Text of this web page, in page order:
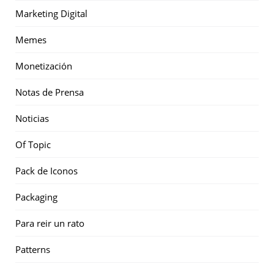
Marketing Digital
Memes
Monetización
Notas de Prensa
Noticias
Of Topic
Pack de Iconos
Packaging
Para reir un rato
Patterns